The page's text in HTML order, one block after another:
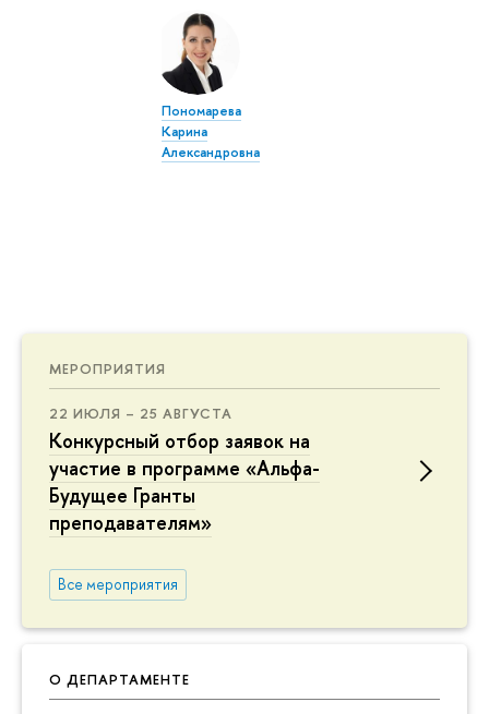
МЕРОПРИЯТИЯ
22 ИЮЛЯ – 25 АВГУСТА
Конкурсный отбор заявок на
участие в программе «Альфа-
Будущее Гранты
преподавателям»
Все мероприятия
О ДЕПАРТАМЕНТЕ
Пономарева
Карина
Александровна